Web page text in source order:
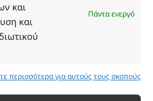
και
και
Πάντα ενεργό
περισσότερα για αυτούς τους σκοπούς